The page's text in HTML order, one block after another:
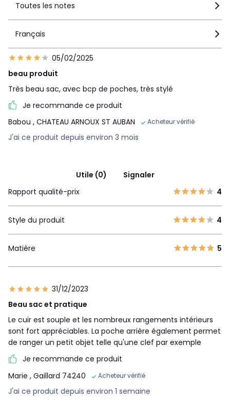
Toutes les notes
Français
05/02/2025
beau produit
Très beau sac, avec bcp de poches, très stylé
Je recommande ce produit
Babou , CHATEAU ARNOUX ST AUBAN Acheteur vérifié
J'ai ce produit depuis environ 3 mois
Utile (0)
Signaler
Rapport qualité-prix
4
Style du produit 4
Matière 5
31/12/2023
Beau sac et pratique
Le cuir est souple et les nombreux rangements intérieurs
sont fort appréciables. La poche arrière également permet
de ranger un petit objet telle qu'une clef par exemple
Je recommande ce produit
Marie , Gaillard 74240 Acheteur vérifié
J'ai ce produit depuis environ 1 semaine